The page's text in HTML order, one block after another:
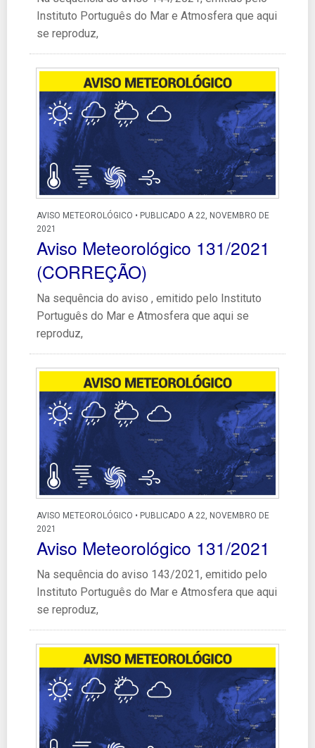
Instituto Português do Mar e Atmosfera que aqui
se reproduz,
AVISO METEOROLÓGICO • PUBLICADO A 22, NOVEMBRO DE
2021
Aviso Meteorológico 131/2021
(CORREÇÃO)
Na sequência do aviso , emitido pelo Instituto
Português do Mar e Atmosfera que aqui se
reproduz,
AVISO METEOROLÓGICO • PUBLICADO A 22, NOVEMBRO DE
2021
Aviso Meteorológico 131/2021
Na sequência do aviso 143/2021, emitido pelo
Instituto Português do Mar e Atmosfera que aqui
se reproduz,